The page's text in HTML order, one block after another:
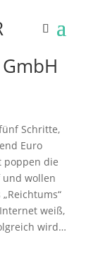
Schritte,
Euro
poppen die
wollen
weiß,
wird…